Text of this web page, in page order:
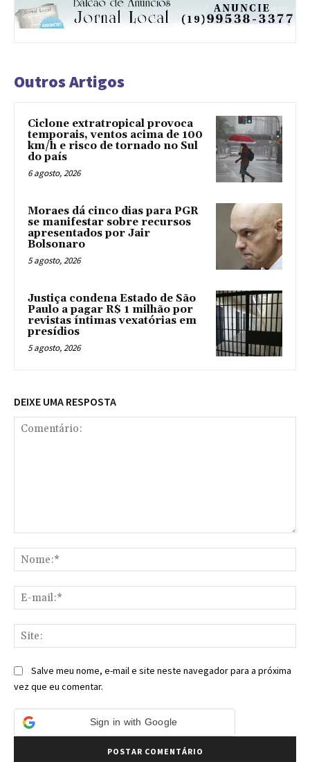
Outros Artigos
Ciclone extratropical provoca
temporais, ventos acima de 100
km/h e risco de tornado no Sul
do país
6 agosto, 2026
Moraes dá cinco dias para PGR
se manifestar sobre recursos
apresentados por Jair
Bolsonaro
5 agosto, 2026
Justiça condena Estado de São
Paulo a pagar R$ 1 milhão por
revistas íntimas vexatórias em
presídios
5 agosto, 2026
DEIXE UMA RESPOSTA
Salve meu nome, e-mail e site neste navegador para a próxima
vez que eu comentar.
Sign in with Google